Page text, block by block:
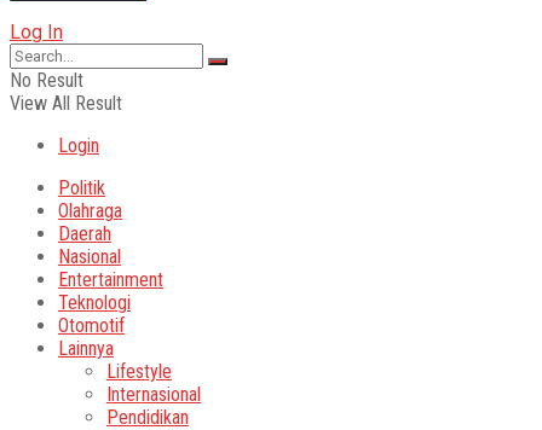
Log In
No Result
View All Result
Login
Politik
Olahraga
Daerah
Nasional
Entertainment
Teknologi
Otomotif
Lainnya
Lifestyle
Internasional
Pendidikan